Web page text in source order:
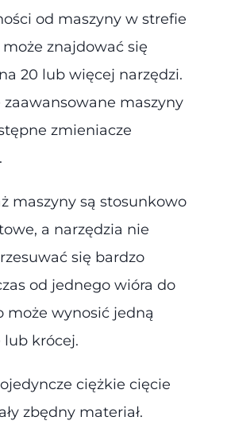
od maszyny w strefie
znajdować się
20 lub więcej narzędzi.
zaawansowane maszyny
zmieniacze
maszyny są stosunkowo
a narzędzia nie
się bardzo
od jednego wióra do
może wynosić jedną
krócej.
ciężkie cięcie
zbędny materiał.